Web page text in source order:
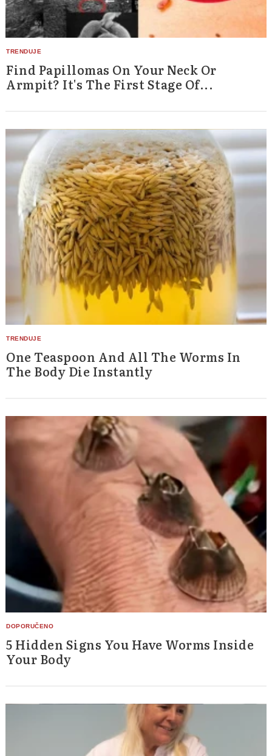
Find Papillomas On Your Neck Or
Armpit? It's The First Stage Of...
One Teaspoon And All The Worms In
The Body Die Instantly
5 Hidden Signs You Have Worms Inside
Your Body